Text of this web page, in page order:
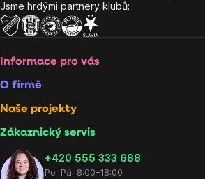
Jsme hrdými partnery klubů:
Informace pro vás
O firmě
Naše projekty
Zákaznický servis
‭+420 555 333 688
Po–Pá: 8:00–18:00